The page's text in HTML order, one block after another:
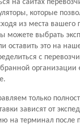
на сайтах
которые
из места
можете выбрать
оставить это на
с
организации
только
зависят от
на терминал после